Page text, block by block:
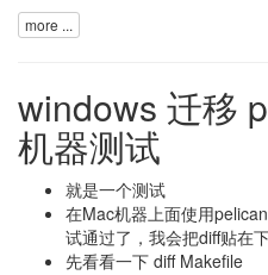
more ...
windows 迁移
机器测试
就是一个测试
在Mac机器上面使用
试通过了，我会把diff贴在
先看看一下 diff Makefile